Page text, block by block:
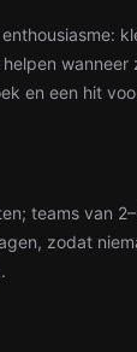
en een hit
teams van
zodat